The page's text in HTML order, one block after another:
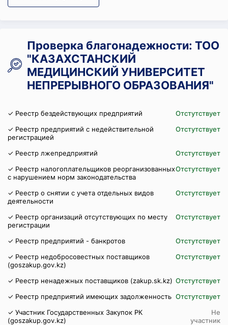
Проверка благонадежности: ТОО
"КАЗАХСТАНСКИЙ
МЕДИЦИНСКИЙ УНИВЕРСИТЕТ
НЕПРЕРЫВНОГО ОБРАЗОВАНИЯ"
✓ Реестр бездействующих предприятий
Отстутствует
✓ Реестр предприятий с недействительной
регистрацией
Отстутствует
✓ Реестр лжепредприятий
Отстутствует
✓ Реестр налогоплательщиков реорганизованных
с нарушением норм законодательства
Отстутствует
✓ Реестр о снятии с учета отдельных видов
деятельности
Отстутствует
✓ Реестр организаций отсутствующих по месту
регистрации
Отстутствует
✓ Реестр предприятий - банкротов
Отстутствует
✓ Реестр недобросовестных поставщиков
(goszakup.gov.kz)
Отстутствует
✓ Реестр ненадежных поставщиков (zakup.sk.kz) Отстутствует
✓ Реестр предприятий имеющих задолженность Отстутствует
✓ Участник Государственных Закупок РК
(goszakup.gov.kz)
Не
участник